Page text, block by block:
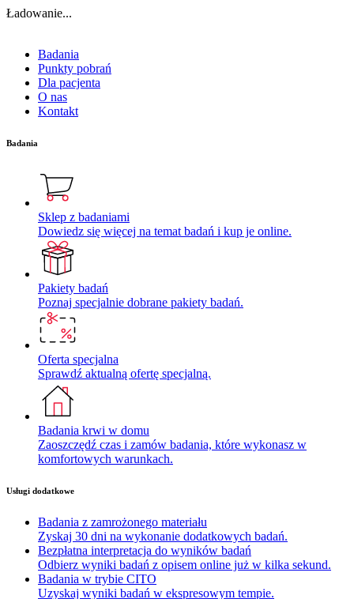
Ładowanie...
Badania
Punkty pobrań
Dla pacjenta
O nas
Kontakt
Badania
Sklep z badaniami
Dowiedz się więcej na temat badań i kup je online.
Pakiety badań
Poznaj specjalnie dobrane pakiety badań.
Oferta specjalna
Sprawdź aktualną ofertę specjalną.
Badania krwi w domu
Zaoszczędź czas i zamów badania, które wykonasz w
komfortowych warunkach.
Usługi dodatkowe
Badania z zamrożonego materiału
Zyskaj 30 dni na wykonanie dodatkowych badań.
Bezpłatna interpretacja do wyników badań
Odbierz wyniki badań z opisem online już w kilka sekund.
Badania w trybie CITO
Uzyskaj wyniki badań w ekspresowym tempie.